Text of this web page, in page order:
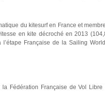
du kitesurf en France et
en kite décroché en 2013
Française de la Sailing
Fédération Française de Vol Libre